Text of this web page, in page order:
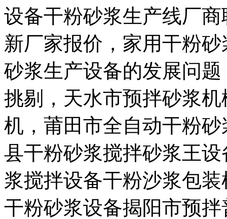
设备干粉砂浆生产线厂
新厂家报价，家用干粉
砂浆生产设备的发展问
挑剔，天水市预拌砂浆
机，莆田市全自动干粉
县干粉砂浆搅拌砂浆王
浆搅拌设备干粉沙浆包
干粉砂浆设备揭阳市预